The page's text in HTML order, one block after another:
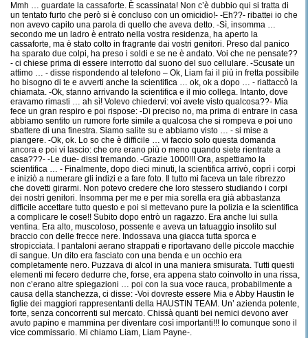
Mmh … guardate la cassaforte. È scassinata! Non c’è dubbio qui si tratta di
un tentato furto che però si è concluso con un omicidio!- -Eh??- ribattei io che
non avevo capito una parola di quello che aveva detto. -Sì, insomma …
secondo me un ladro è entrato nella vostra residenza, ha aperto la
cassaforte, ma è stato colto in fragrante dai vostri genitori. Preso dal panico
ha sparato due colpi, ha preso i soldi e se ne è andato. Voi che ne pensate??
- ci chiese prima di essere interrotto dal suono del suo cellulare. -Scusate un
attimo … - disse rispondendo al telefono – Ok, Liam fai il più in fretta possibile
ho bisogno di te e avverti anche la scientifica … ok, ok a dopo … - riattaccò la
chiamata. -Ok, stanno arrivando la scientifica e il mio collega. Intanto, dove
eravamo rimasti … ah sì! Volevo chiedervi: voi avete visto qualcosa??- Mia
fece un gran respiro e poi rispose: -Di preciso no, ma prima di entrare in casa
abbiamo sentito un rumore forte simile a qualcosa che si rompeva e poi uno
sbattere di una finestra. Siamo salite su e abbiamo visto … - si mise a
piangere. -Ok, ok. Lo so che è difficile … vi faccio solo questa domanda
ancora e poi vi lascio: che ore erano più o meno quando siete rientrate a
casa???- -Le due- dissi tremando. -Grazie 1000!!! Ora, aspettiamo la
scientifica … - Finalmente, dopo dieci minuti, la scientifica arrivò, coprì i corpi
e iniziò a numerare gli indizi e a fare foto. Il tutto mi faceva un tale ribrezzo
che dovetti girarmi. Non potevo credere che loro stessero studiando i corpi
dei nostri genitori. Insomma per me e per mia sorella era già abbastanza
difficile accettare tutto questo e poi si mettevano pure la polizia e la scientifica
a complicare le cose!! Subito dopo entrò un ragazzo. Era anche lui sulla
ventina. Era alto, muscoloso, possente e aveva un tatuaggio insolito sul
braccio con delle frecce nere. Indossava una giacca tutta sporca e
stropicciata. I pantaloni aerano strappati e riportavano delle piccole macchie
di sangue. Un dito era fasciato con una benda e un occhio era
completamente nero. Puzzava di alcol in una maniera smisurata. Tutti questi
elementi mi fecero dedurre che, forse, era appena stato coinvolto in una rissa,
non c’erano altre spiegazioni … poi con la sua voce rauca, probabilmente a
causa della stanchezza, ci disse: -Voi dovreste essere Mia e Abby Haustin le
figlie dei maggiori rappresentanti della HAUSTIN TEAM. Un’ azienda potente,
forte, senza concorrenti sul mercato. Chissà quanti bei nemici devono aver
avuto papino e mammina per diventare così importanti!!! Io comunque sono il
vice commissario. Mi chiamo Liam, Liam Payne-.